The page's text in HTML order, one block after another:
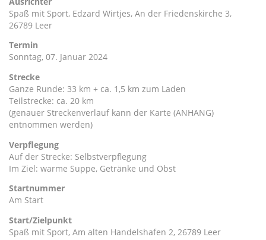
Spaß mit Sport, Edzard Wirtjes, An der Friedenskirche 3,
26789 Leer
Termin
Sonntag, 07. Januar 2024
Strecke
Ganze Runde: 33 km + ca. 1,5 km zum Laden
Teilstrecke: ca. 20 km
(genauer Streckenverlauf kann der Karte (ANHANG)
entnommen werden)
Verpflegung
Auf der Strecke: Selbstverpflegung
Im Ziel: warme Suppe, Getränke und Obst
Startnummer
Am Start
Start/Zielpunkt
Spaß mit Sport, Am alten Handelshafen 2, 26789 Leer